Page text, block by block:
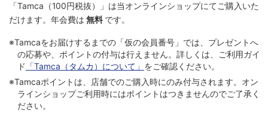
「Tamca （100円税抜）
」は当オンラインショップにてご購⼊いた
だけます。 年会費は 無料 です。
※Tamcaをお届けするまでの「仮の会員番号」では、プレゼントへ
の応募や、ポイントの付与は⾏えません。詳しくは、ご利⽤ガイ
ド 「Tamca（タムカ）について」 をご確認ください。
※Tamcaポイントは、店舗でのご購⼊時にのみ付与されます。オン
ラインショップご利用時にはポイントはつきませんのでご了承く
ださい。